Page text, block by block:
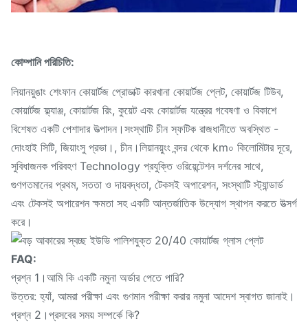
কোম্পানি পরিচিতি:
লিয়ানয়ুঙাং শেংফান কোয়ার্টজ প্রোডাক্ট কারখানা কোয়ার্টজ প্লেট, কোয়ার্টজ টিউব,
কোয়ার্টজ ফ্ল্যাঞ্জ, কোয়ার্টজ রিং, কুয়েট এবং কোয়ার্টজ যন্ত্রের গবেষণা ও বিকাশে
বিশেষত একটি পেশাদার উত্পাদন।সংস্থাটি চীন স্ফটিক রাজধানীতে অবস্থিত -
দোংহাই সিটি, জিয়াংসু প্রভা।, চীন।লিয়ানয়ুংং বন্দর থেকে km০ কিলোমিটার দূরে,
সুবিধাজনক পরিবহণ Technology প্রযুক্তি ওরিয়েন্টেশন দর্শনের সাথে,
গুণগতমানের প্রথম, সততা ও দায়বদ্ধতা, টেকসই অপারেশন, সংস্থাটি স্ট্যান্ডার্ড
এবং টেকসই অপারেশন ক্ষমতা সহ একটি আন্তর্জাতিক উদ্যোগ স্থাপন করতে উত্সর্গ
করে।
FAQ:
প্রশ্ন 1।আমি কি একটি নমুনা অর্ডার পেতে পারি?
উত্তর: হ্যাঁ, আমরা পরীক্ষা এবং গুণমান পরীক্ষা করার নমুনা আদেশ স্বাগত জানাই।
প্রশ্ন 2।প্রসবের সময় সম্পর্কে কি?